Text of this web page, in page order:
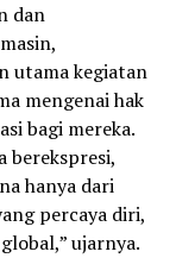
dan
utama kegiatan
mengenai hak
bagi mereka.
berekspresi,
hanya dari
percaya diri,
ujarnya.